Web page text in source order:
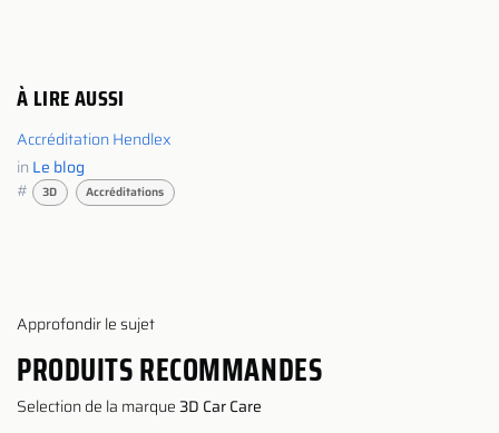
À LIRE AUSSI
Accréditation Hendlex
in Le blog
#
3D Accréditations
Approfondir le sujet
PRODUITS RECOMMANDES
Selection de la marque3D Car Care